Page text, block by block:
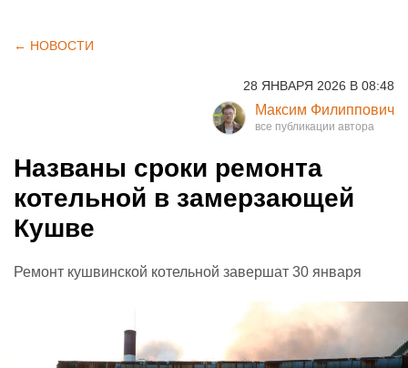
← НОВОСТИ
28 ЯНВАРЯ 2026 В 08:48
Максим Филиппович
Названы сроки ремонта
котельной в замерзающей
Кушве
Ремонт кушвинской котельной завершат 30 января